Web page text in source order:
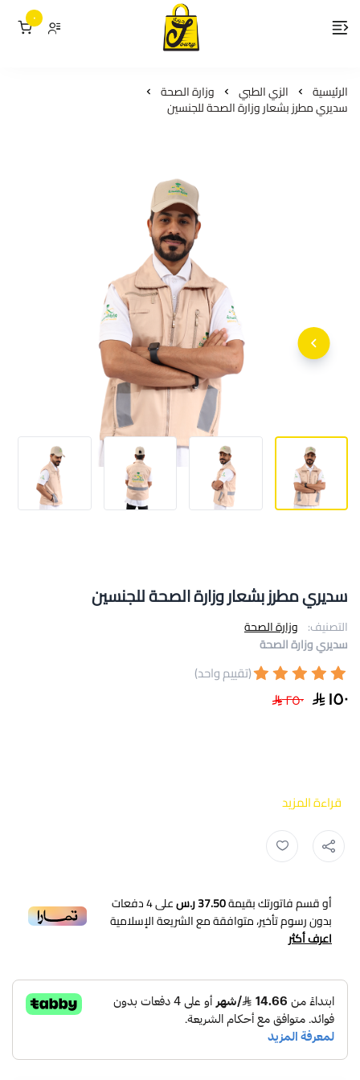
لمسات جوري
٠
الرئيسية الزي الطبي وزارة الصحة
سديري مطرز بشعار وزارة الصحة للجنسين
سديري مطرز بشعار وزارة الصحة للجنسين
التصنيف: وزارة الصحة
سديري وزارة الصحة
(تقييم واحد)
١٥٠ ٢٥٠
نوفر لكم سديري مطرز بشعار وزارة الصحة قطعة أنيقة ومريحة
تعكس الهوية المهنية والانتماء لفريق العمل في القطاع
الصحي مصمم بشكل جميل ومتاح بعدة ألوان، بإمكانك اختيار
قراءة المزيد
ملابس وزارة الصحة ,
أو قسم فاتورتك بقيمة37.50 ر.س على4دفعات
بدون رسوم تأخير، متوافقة مع الشريعة الإسلامية
اعرف أكثر